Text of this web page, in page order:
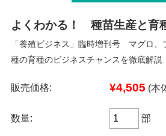
よくわかる！ 種苗生産と育
「養殖ビジネス」臨時増刊号 マグロ、
種の育種のビジネスチャンスを徹底解説
販売価格: ¥4,505 (本
数量: 部